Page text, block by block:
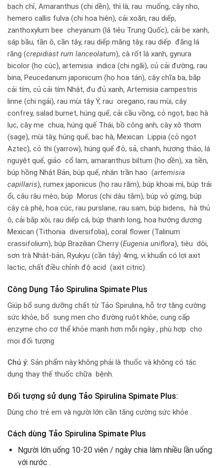
bạch chỉ, Amaranthus (chi dền), thì là, rau muống, cây nho,
hemero callis fulva (chi hoa hiên), cải xoăn, rau diếp,
zanthoxylum bee cheyanum (lá tiêu Trung Quốc), cải bẹ xanh,
sáp bầu, tần ô, cần tây, rau diếp măng tây, rau diếp đắng lá
răng (crepidiast rum lanceolatum), cà rốt lá xanh, gynura
bicolor (họ cúc), artemisia indica (chi ngãi), củ cải đường, rau
bina, Peucedanum japonicum (họ hoa tán), cây chĩa ba, bắp
cải tím, củ cải tím Nhật, đu đủ xanh, Artemisia campestris
linne (chi ngải), rau mùi tây Ý, rau oregano, rau mùi, cây
confrey, salad burnet, húng quế, cải cầu vồng, cỏ ngọt, bạc hà
lục, cây me chua, húng quế Thái, bồ công anh, cây xô thơm
(sage), mùi tây, húng quế, bạc hà, Mexican Lippia (cỏ ngọt
Aztec), cỏ thi (yarrow), húng quế đỏ, sả, chanh, hương thảo, lá
nguyệt quế, giảo cổ lam, amaranthus biltum (họ dền), xa tiền,
búp hồng Nhật Bản, búp quế, nhân trần hao (artemisia
capillaris), rumex japonicus (họ rau răm), búp khoai mì, búp trái
ổi, câu râu mèo, búp Morus (chi dâu tằm), búp vỏ gừng, búp
cây cà phê, hoa cúc, rau purslane, rau sam, búp bidens, hà thủ
ô, cải bắp xôi, rau diếp cá, búp thanh long, hoa hướng dương
Mexican (Tithonia diversifolia), coral flower (Talinum
crassifolium), búp Brazilian Cherry (Eugenia uniflora), tiêu dôi,
sơn trà Nhật-bản, Ryukyu (cần tây) 4mg, vi khuẩn có lợi axit
lactic, chất điều chỉnh độ acid (axit citric).
Công Dụng Tảo Spirulina Spimate Plus
Giúp bổ sung dưỡng chất từ Tảo Spirulina, hỗ trợ tăng cường
sức khỏe, bổ sung men cho đường ruột khỏe, cung cấp
enzyme cho cơ thể khỏe mạnh hơn mỗi ngày , phù hợp cho
mọi đối tượng
Chú ý: Sản phẩm này không phải là thuốc và không có tác
dụng thay thế thuốc chữa bệnh.
Đối tượng sử dụng Tảo Spirulina Spimate Plus:
Dùng cho trẻ em và người lớn cần tăng cường sức khỏe .
Cách dùng Tảo Spirulina Spimate Plus
Người lớn uống 10-20 viên / ngày chia làm nhiều lần uống
với nước .